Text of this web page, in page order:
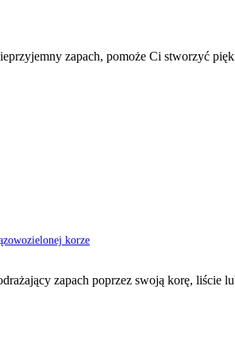
zapach, pomoże Ci stworzyć
korze
zapach poprzez swoją korę, liście